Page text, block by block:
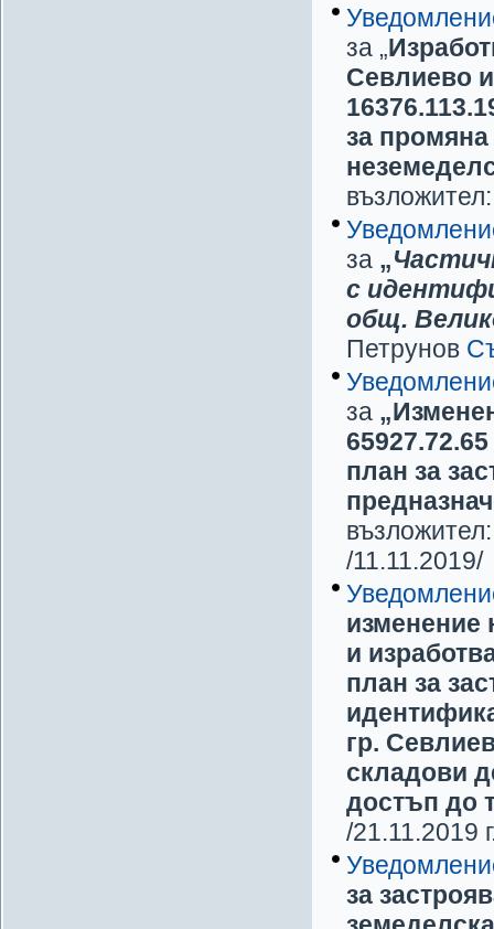
за „
Севлиево
за промяна
за „
с
общ.
Петрунов
за
план за
/11.11.2019/
изменение
и
план за
гр.
складови
достъп до
/21.11.2019
за